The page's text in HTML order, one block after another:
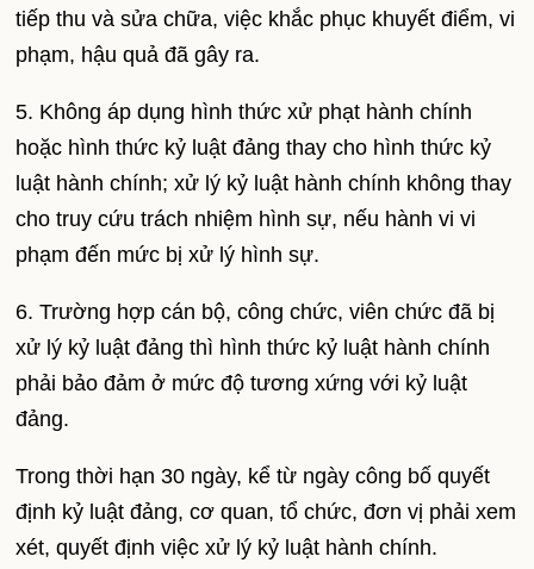
tiếp thu và sửa chữa, việc khắc phục khuyết điểm, vi
phạm, hậu quả đã gây ra.
5. Không áp dụng hình thức xử phạt hành chính
hoặc hình thức kỷ luật đảng thay cho hình thức kỷ
luật hành chính; xử lý kỷ luật hành chính không thay
cho truy cứu trách nhiệm hình sự, nếu hành vi vi
phạm đến mức bị xử lý hình sự.
6. Trường hợp cán bộ, công chức, viên chức đã bị
xử lý kỷ luật đảng thì hình thức kỷ luật hành chính
phải bảo đảm ở mức độ tương xứng với kỷ luật
đảng.
Trong thời hạn 30 ngày, kể từ ngày công bố quyết
định kỷ luật đảng, cơ quan, tổ chức, đơn vị phải xem
xét, quyết định việc xử lý kỷ luật hành chính.